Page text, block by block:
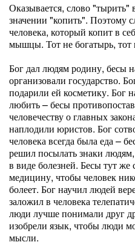
Оказывается, слово "тырить"
значении "копить". Поэтому
человека, который копит в
мышцы. Тот не богатырь, тот
Бог дал людям родину, бесы
организовали государство.
подарили ей косметику. Бог
любить – бесы
человечеству о главных
наплодили юристов. Бог
человека всегда была еда –
решил посылать знаки
в виде болезней. Бесы тут
медицину, чтобы человек
болеет. Бог научил людей
заложил в человека
люди лучше понимали друг
изобрели язык, чтобы люди
мысли.